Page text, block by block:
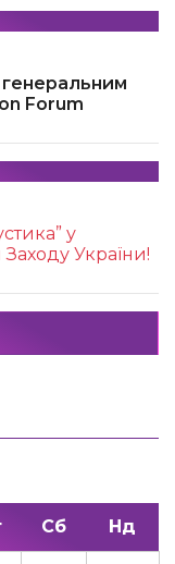
Forum
у
України!
Сб Нд